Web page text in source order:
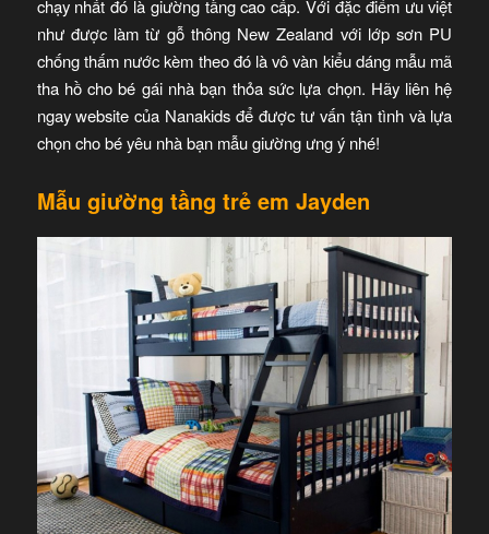
chạy nhất đó là giường tầng cao cấp. Với đặc điểm ưu việt
như được làm từ gỗ thông New Zealand với lớp sơn PU
chống thấm nước kèm theo đó là vô vàn kiểu dáng mẫu mã
tha hồ cho bé gái nhà bạn thỏa sức lựa chọn. Hãy liên hệ
ngay website của Nanakids để được tư vấn tận tình và lựa
chọn cho bé yêu nhà bạn mẫu giường ưng ý nhé!
Mẫu giường tầng trẻ em Jayden